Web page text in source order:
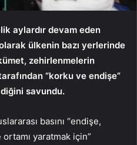
aylardır devam eden
ülkenin bazı yerlerinde
zehirlenmelerin
“korku ve endişe”
savundu.
basını “endişe,
yaratmak için”